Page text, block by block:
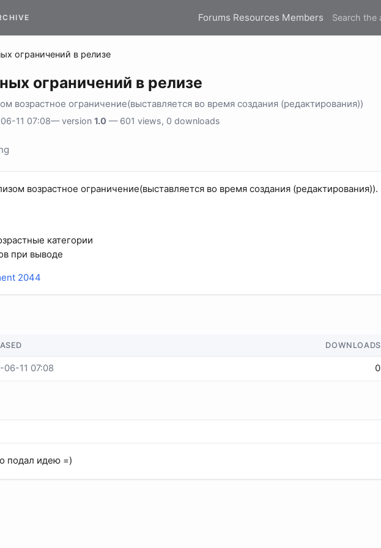
Forums Resources Members
ограничений в релизе
ограничений в релизе
возрастное ограничение(выставляется во время создания (редактирования))
11 07:08— version 1.0 — 601 views, 0 downloads
возрастное ограничение(выставляется во время создания (редактирования)).
категории
при выводе
2044
DOWNLOADS
06-11 07:08 0
подал идею =)